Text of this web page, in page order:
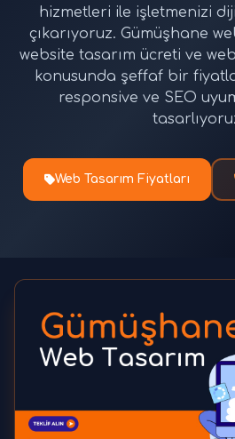
hizmetleri ile işletmenizi
çıkarıyoruz. Gümüşhane
website tasarım ücreti ve
konusunda şeffaf bir
responsive ve SEO
Web Tasarım Fiyatları